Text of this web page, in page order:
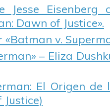
Jesse Eisenberg
Dawn of Justice».
v.
– Eliza
El Origen